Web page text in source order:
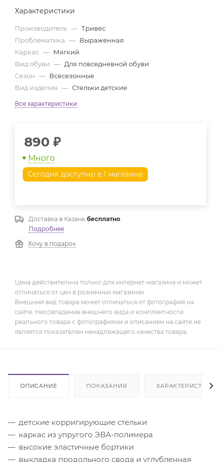
Характеристики
Производитель — Тривес
Проблематика — Выраженная
Каркас — Мягкий
Вид обуви — Для повседневной обуви
Сезон — Всесезонные
Вид изделия — Стельки детские
Все характеристики
890 ₽
Много
Сегодня доступно в 1 магазине
Доставка в Казань бесплатно
Подробнее
Хочу в подарок
Цена действительна только для интернет-магазина и может
отличаться от цен в розничных магазинах.
Внешний вид товара может отличаться от фотографий на
сайте. Несовпадение внешнего вида и комплектности
реального товара с фотографиями и описанием на сайте не
является показателем ненадлежащего качества товара.
ОПИСАНИЕ ПОКАЗАНИЯ ХАРАКТЕРИСТИКИ
детские корригирующие стельки
каркас из упругого ЭВА-полимера
высокие эластичные бортики
выкладка продольного свода и углубленная